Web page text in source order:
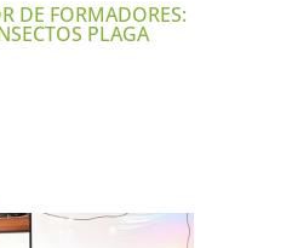
DE FORMADORES:
PLAGA